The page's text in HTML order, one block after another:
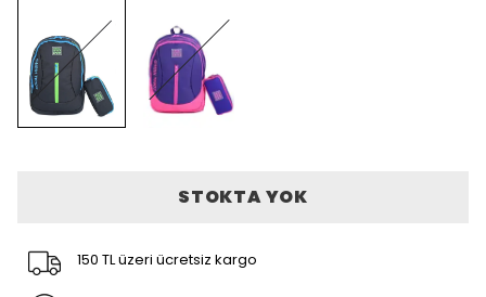
STOKTA YOK
150 TL üzeri ücretsiz kargo